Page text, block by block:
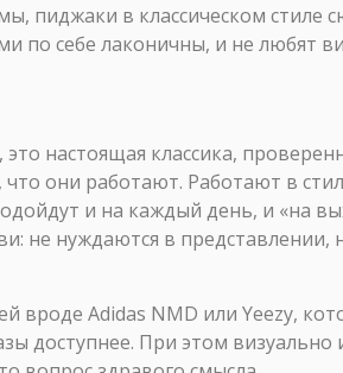
пиджаки в классическом стиле
по себе лаконичны, и не любят
настоящая классика,
они работают. Работают в
и на каждый день, и «на
не нуждаются в представлении,
Adidas NMD или Yeezy,
доступнее. При этом